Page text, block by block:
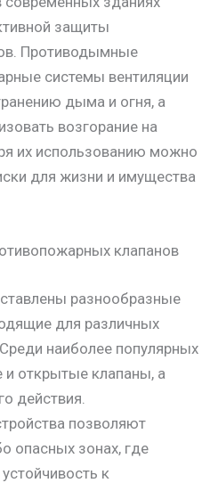
защиты
Противодымные
системы вентиляции
дыма и огня, а
возгорание на
их использованию можно
для жизни и имущества
клапанов
разнообразные
для различных
наиболее популярных
открытые клапаны, а
действия.
позволяют
опасных зонах, где
к